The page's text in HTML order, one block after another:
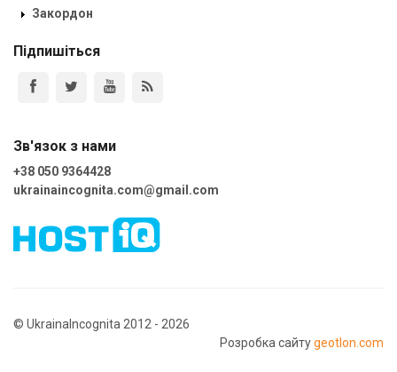
Закордон
Підпишіться
Зв'язок з нами
+38 050 9364428
ukrainaincognita.com@gmail.com
© UkrainaIncognita 2012 - 2026
Розробка сайтуgeotlon.com